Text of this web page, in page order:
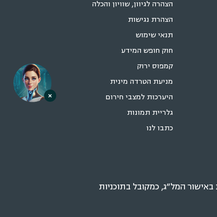
הצהרה לגיוון, שוויון והכלה
הצהרת נגישות
תנאי שימוש
חוק חופש המידע
קמפוס ירוק
מניעת הטרדה מינית
היערכות למצבי חירום
גלריית תמונות
כתבו לנו
המל״ג, כמקובל בתוכניות
×